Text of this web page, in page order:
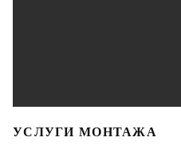
УСЛУГИ МОНТАЖА